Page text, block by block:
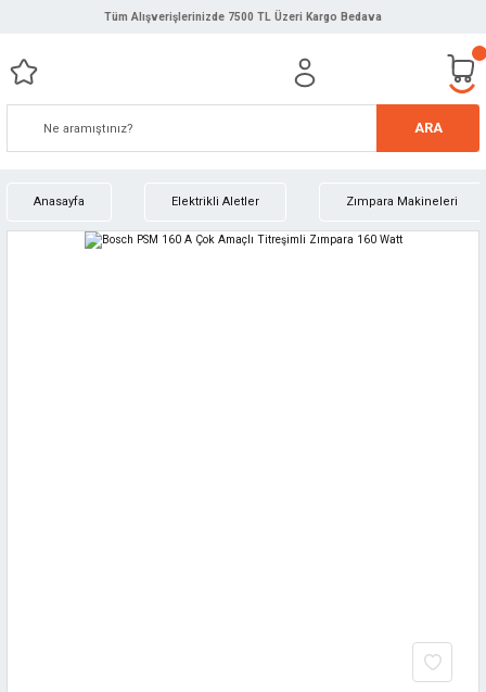
Tüm Alışverişlerinizde 7500 TL Üzeri Kargo Bedava
ARA
Anasayfa Elektrikli Aletler Zımpara Makineleri